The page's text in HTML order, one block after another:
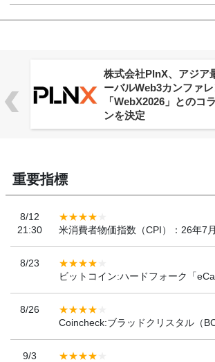
株式会社PlnX、アジア
ーバルWeb3カンファ
「WebX2026」とのコ
ンを決定
重要指標
8/12
21:30
米消費者物価指数（CPI）：26年7
8/23
ビットコイン:ハードフォーク「
8/26
Coincheck:ブラッドクリスタル（
9/3